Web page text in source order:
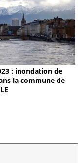
: inondation de
la commune de